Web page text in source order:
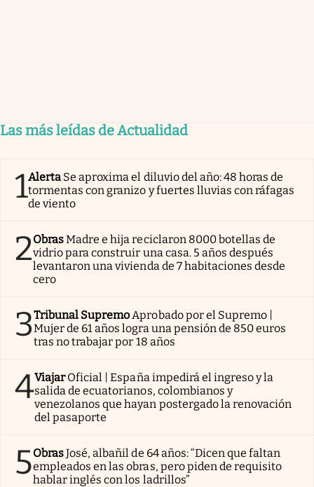
Las más leídas de Actualidad
1Alerta Se aproxima el diluvio del año: 48 horas de
tormentas con granizo y fuertes lluvias con ráfagas
de viento
2ObrasMadre e hija reciclaron 8000 botellas de
vidrio para construir una casa. 5 años después
levantaron una vivienda de 7 habitaciones desde
cero
3Tribunal Supremo Aprobado por el Supremo |
Mujer de 61 años logra una pensión de 850 euros
tras no trabajar por 18 años
4Viajar Oficial | España impedirá el ingreso y la
salida de ecuatorianos, colombianos y
venezolanos que hayan postergado la renovación
del pasaporte
5ObrasJosé, albañil de 64 años: “Dicen que faltan
empleados en las obras, pero piden de requisito
hablar inglés con los ladrillos”